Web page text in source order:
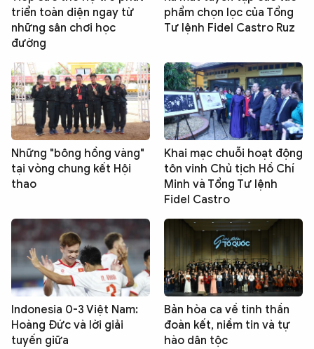
triển toàn diện ngay từ
những sân chơi học
đường
phẩm chọn lọc của Tổng
Tư lệnh Fidel Castro Ruz
Những "bông hồng vàng"
tại vòng chung kết Hội
thao
Khai mạc chuỗi hoạt động
tôn vinh Chủ tịch Hồ Chí
Minh và Tổng Tư lệnh
Fidel Castro
Indonesia 0-3 Việt Nam:
Hoàng Đức và lời giải
tuyến giữa
Bản hòa ca về tinh thần
đoàn kết, niềm tin và tự
hào dân tộc